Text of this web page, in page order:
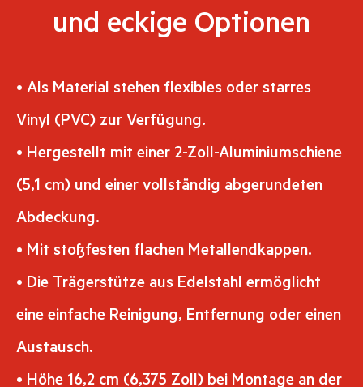
und eckige Optionen
• Als Material stehen flexibles oder starres
Vinyl (PVC) zur Verfügung.
• Hergestellt mit einer 2-Zoll-Aluminiumschiene
(5,1 cm) und einer vollständig abgerundeten
Abdeckung.
• Mit stoßfesten flachen Metallendkappen.
• Die Trägerstütze aus Edelstahl ermöglicht
eine einfache Reinigung, Entfernung oder einen
Austausch.
• Höhe 16,2 cm (6,375 Zoll) bei Montage an der